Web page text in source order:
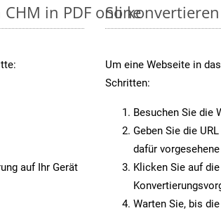
in PDF online
auf Ihr Gerät
So
Um eine Webseite in
Schritten:
Besuchen Sie die
Geben Sie die
dafür
Klicken Sie auf
Warten Sie, bis